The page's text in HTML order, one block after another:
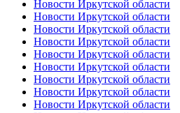
Новости Иркутской области
Новости Иркутской области
Новости Иркутской области
Новости Иркутской области
Новости Иркутской области
Новости Иркутской области
Новости Иркутской области
Новости Иркутской области
Новости Иркутской области